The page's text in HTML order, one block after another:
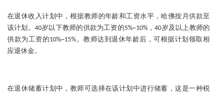
在退休收入计划中，根据教师的年龄和工资水平，哈佛按月供款至
该计划。40岁以下教师的供款为工资的5%~10%，40岁及以上教师的
供款为工资的10%~15%。教师达到退休年龄后，可根据计划领取相
应退休金。
在退休储蓄计划中，教师可选择在该计划中进行储蓄，这是一种税